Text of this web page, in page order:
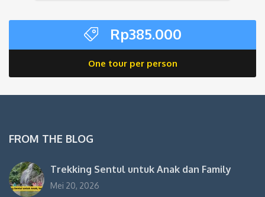
Rp385.000
One tour per person
FROM THE BLOG
Trekking Sentul untuk Anak dan Family
Mei 20, 2026